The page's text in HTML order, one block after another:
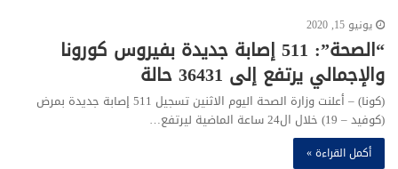
يونيو 15, 2020
“الصحة”: 511 إصابة جديدة بفيروس كورونا
والإجمالي يرتفع إلى 36431 حالة
(كونا) – أعلنت وزارة الصحة اليوم الاثنين تسجيل 511 إصابة جديدة بمرض
(كوفيد – 19) خلال ال24 ساعة الماضية ليرتفع…
أكمل القراءة »